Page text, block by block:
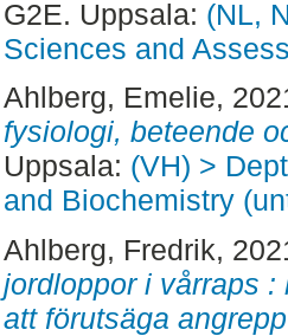
G2E. Uppsala: (NL,
Sciences and
Ahlberg, Emelie,
fysiologi, beteende
Uppsala: (VH) >
and Biochemistry
Ahlberg, Fredrik,
jordloppor i vårraps
att förutsäga